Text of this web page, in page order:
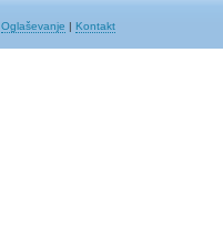
Oglaševanje | Kontakt